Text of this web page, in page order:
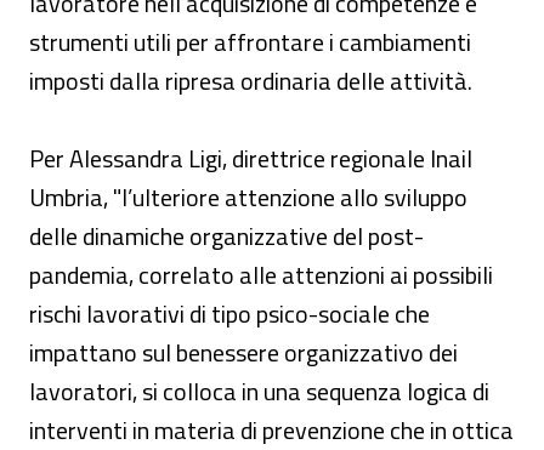
strumenti utili per affrontare i cambiamenti
imposti dalla ripresa ordinaria delle attività.
Per Alessandra Ligi, direttrice regionale Inail
Umbria, "l’ulteriore attenzione allo sviluppo
delle dinamiche organizzative del post-
pandemia, correlato alle attenzioni ai possibili
rischi lavorativi di tipo psico-sociale che
impattano sul benessere organizzativo dei
lavoratori, si colloca in una sequenza logica di
interventi in materia di prevenzione che in ottica